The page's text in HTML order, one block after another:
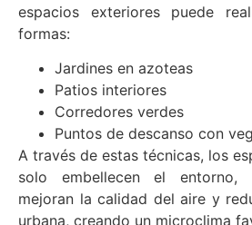
espacios exteriores puede
formas:
Jardines en azoteas
Patios interiores
Corredores verdes
Puntos de descanso con
A través de estas técnicas, los
solo embellecen el entorno,
mejoran la calidad del aire y
urbana, creando un microclima